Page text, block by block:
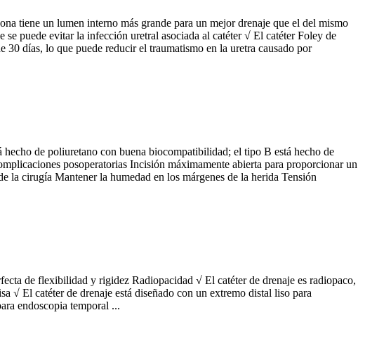
tiene un lumen interno más grande para un mejor drenaje que el del mismo
puede evitar la infección uretral asociada al catéter √ El catéter Foley de
días, lo que puede reducir el traumatismo en la uretra causado por
de poliuretano con buena biocompatibilidad; el tipo B está hecho de
posoperatorias Incisión máximamente abierta para proporcionar un
la cirugía Mantener la humedad en los márgenes de la herida Tensión
de flexibilidad y rigidez Radiopacidad √ El catéter de drenaje es radiopaco,
El catéter de drenaje está diseñado con un extremo distal liso para
endoscopia temporal ...